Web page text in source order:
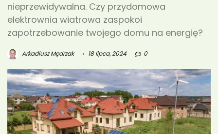
nieprzewidywalna. Czy przydomowa
elektrownia wiatrowa zaspokoi
zapotrzebowanie twojego domu na energię?
Arkadiusz Mędrzak 18 lipca, 2024 0